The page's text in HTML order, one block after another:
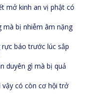
mở kinh an vị phật có
bị nhiễm âm nặng
báo trước lúc sắp
duyên gì mà bị quả
có còn cơ hội trở